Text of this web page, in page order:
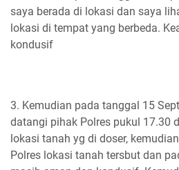
saya berada di lokasi dan saya
lokasi di tempat yang berbeda.
kondusif
3. Kemudian pada tanggal 15
datangi pihak Polres pukul 17.30
lokasi tanah yg di doser,
Polres lokasi tanah tersbut dan